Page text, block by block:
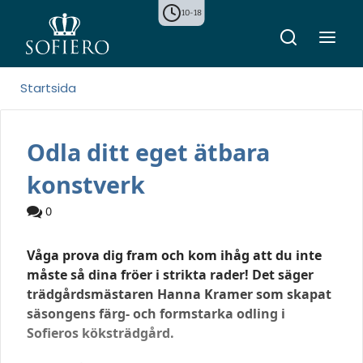
10-18
Startsida
Odla ditt eget ätbara
konstverk
0
Våga prova dig fram och kom ihåg att du inte
måste så dina fröer i strikta rader! Det säger
trädgårdsmästaren Hanna Kramer som skapat
säsongens färg- och formstarka odling i
Sofieros köksträdgård.